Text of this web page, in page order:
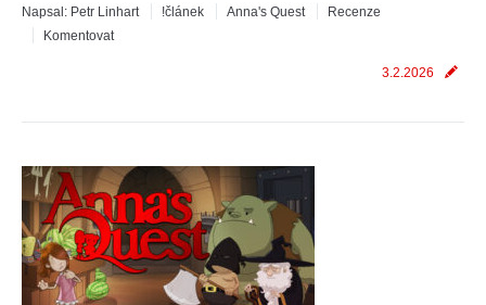
Napsal: Petr Linhart !článek Anna's Quest
Recenze
Komentovat
3.2.2026